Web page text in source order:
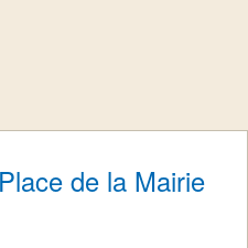
de la Mairie